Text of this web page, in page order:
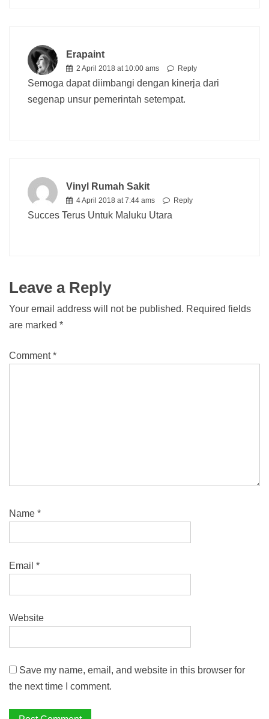
Erapaint
2 April 2018 at 10:00 ams Reply
Semoga dapat diimbangi dengan kinerja dari
segenap unsur pemerintah setempat.
Vinyl Rumah Sakit
4 April 2018 at 7:44 ams Reply
Succes Terus Untuk Maluku Utara
Leave a Reply
Your email address will not be published. Required fields
are marked *
Comment*
Name *
Email *
Website
Save my name, email, and website in this browser for
the next time I comment.